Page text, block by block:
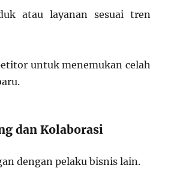
atau layanan sesuai tren
untuk menemukan celah
dan Kolaborasi
dengan pelaku bisnis lain.